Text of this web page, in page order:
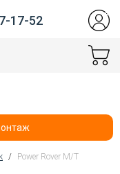
17-52
/ Power Rover M/T